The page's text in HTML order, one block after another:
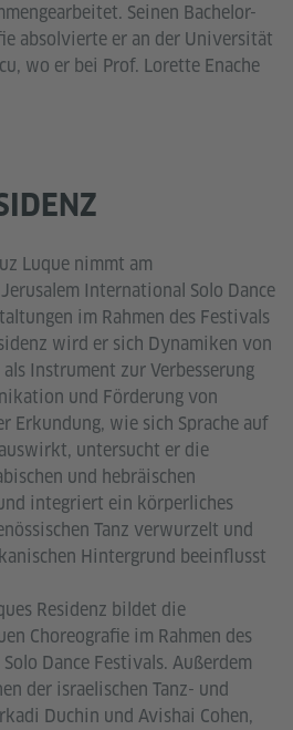
Seinen Bachelor-
absolvierte er an der Universität
wo er bei Prof. Lorette Enache
Luque nimmt am
International Solo Dance
im Rahmen des Festivals
wird er sich Dynamiken von
Instrument zur Verbesserung
und Förderung von
Erkundung, wie sich Sprache auf
untersucht er die
und hebräischen
integriert ein körperliches
Tanz verwurzelt und
Hintergrund beeinflusst
Residenz bildet die
Choreografie im Rahmen des
Dance Festivals. Außerdem
der israelischen Tanz- und
Duchin und Avishai Cohen,